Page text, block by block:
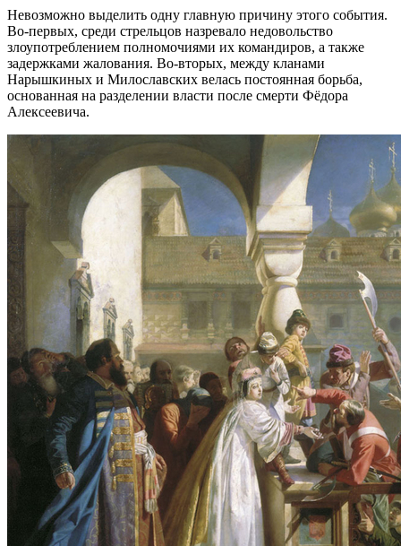
Невозможно выделить одну главную причину этого события.
Во-первых, среди стрельцов назревало недовольство
злоупотреблением полномочиями их командиров, а также
задержками жалования. Во-вторых, между кланами
Нарышкиных и Милославских велась постоянная борьба,
основанная на разделении власти после смерти Фёдора
Алексеевича.